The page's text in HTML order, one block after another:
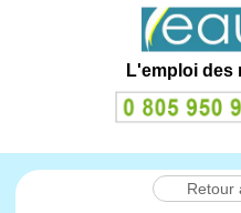
L'emploi des
Retour